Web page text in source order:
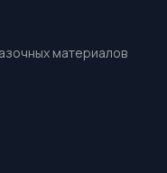
материалов